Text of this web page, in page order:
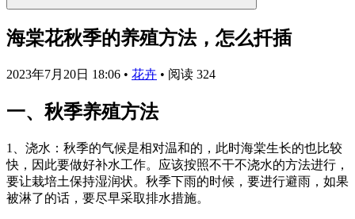
海棠花秋季的养殖方法，怎么扦插
2023年7月20日 18:06 • 花卉 • 阅读 324
一、秋季养殖方法
1、浇水：秋季的气候是相对温和的，此时海棠生长的也比较
快，因此要做好补水工作。应该按照不干不浇水的方法进行，
要让栽培土保持湿润状。秋季下雨的时候，要进行避雨，如果
被淋了的话，要尽早采取排水措施。